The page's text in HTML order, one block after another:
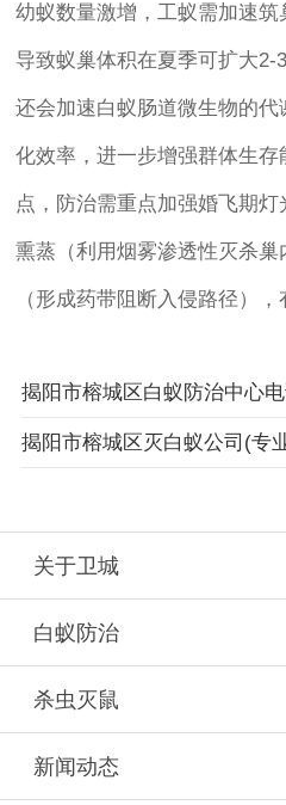
幼蚁数量激增，工蚁需加速筑
导致蚁巢体积在夏季可扩大
还会加速白蚁肠道微生物的
化效率，进一步增强群体生
点，防治需重点加强婚飞期
熏蒸（利用烟雾渗透性灭杀
（形成药带阻断入侵路径）
关于卫城
白蚁防治
杀虫灭鼠
新闻动态